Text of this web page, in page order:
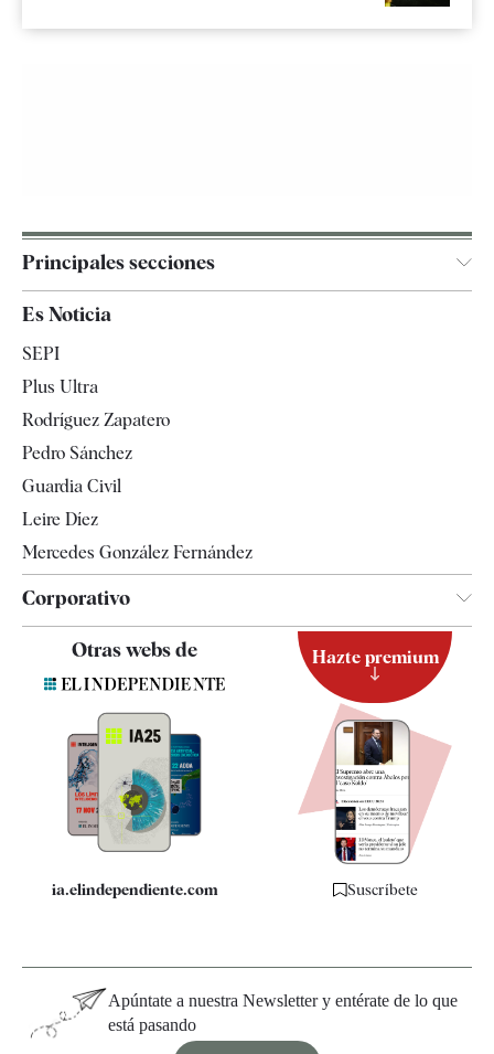
Principales secciones
España
Televisión
Es Noticia
SEPI
Plus Ultra
Rodríguez Zapatero
Pedro Sánchez
Guardia Civil
Leire Díez
Mercedes González Fernández
Corporativo
Contacto
Quiénes somos
Especificaciones
Otras webs de
ia.elindependiente.com
Hazte premium
Suscríbete
Apúntate a nuestra Newsletter y entérate de lo que
está pasando